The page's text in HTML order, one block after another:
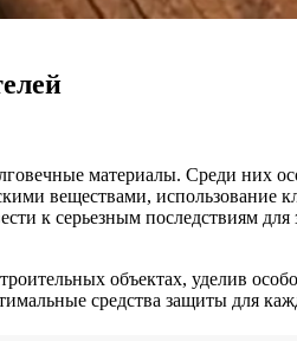
материалы. Среди них
веществами, использование
к серьезным последствиям для
объектах, уделив
средства защиты для